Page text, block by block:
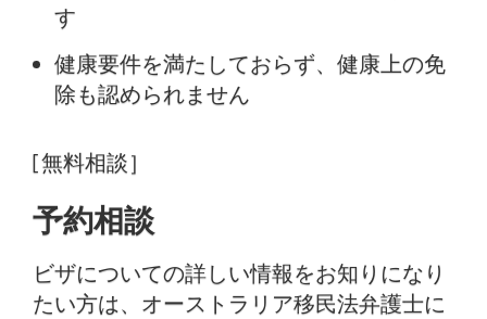
す
健康要件を満たしておらず、健康上の免
除も認められません
[無料相談］
予約相談
ビザについての詳しい情報をお知りになり
たい方は、オーストラリア移民法弁護士に